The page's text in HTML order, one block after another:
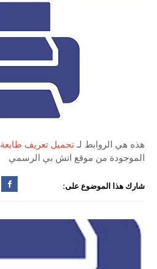
هذه هي الروابط لـ تحميل تعريف طابعة HP Officejet 7510
الموجودة من موقع اتش بي الرسمي
شارك هذا الموضوع على: